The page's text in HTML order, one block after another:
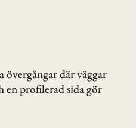
där väggar
en profilerad sida gör